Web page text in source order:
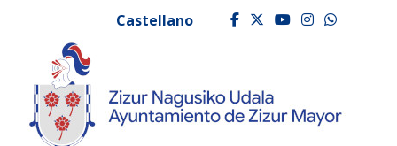
Ayuntamiento de
Castellano facebook
twitter
youtube